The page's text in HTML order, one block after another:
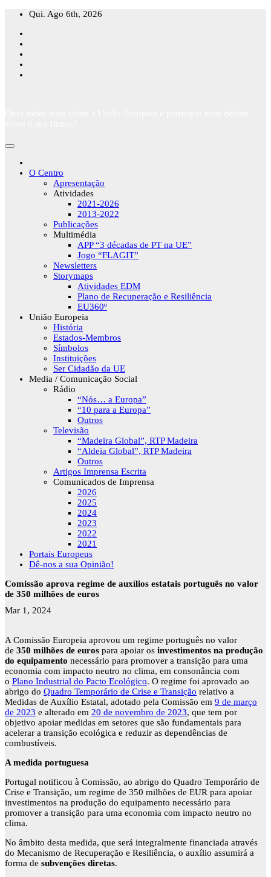
Skip
content
Qui. Ago 6th, 2026
O Centro
Apresentação
Atividades
2021-2026
2013-2022
Publicações
Multimédia
APP “3 décadas de PT na UE”
Jogo “FLAGIT”
Newsletters
Storymaps
Atividades EDM
Plano de Recuperação e Resiliência
EU360º
União Europeia
História
Estados-Membros
Símbolos
Instituições
Ser Cidadão da UE
Media / Comunicação Social
Rádio
“Nós… a Europa”
“10 para a Europa”
Outros
Televisão
“Madeira Global”, RTP Madeira
“Aldeia Global”, RTP Madeira
Outros
Artigos Imprensa Escrita
Comunicados de Imprensa
2026
2025
2024
2023
2022
2021
Portais Europeus
Dê-nos a sua Opinião!
Comissão aprova regime de auxílios estatais português no valor
de 350 milhões de euros
Mar 1, 2024
A Comissão Europeia aprovou um regime português no valor
de 350 milhões de euros para apoiar os investimentos na produção
do equipamento necessário para promover a transição para uma
economia com impacto neutro no clima, em consonância com
o Plano Industrial do Pacto Ecológico. O regime foi aprovado ao
abrigo do Quadro Temporário de Crise e Transição relativo a
Medidas de Auxílio Estatal, adotado pela Comissão em 9 de março
de 2023 e alterado em 20 de novembro de 2023, que tem por
objetivo apoiar medidas em setores que são fundamentais para
acelerar a transição ecológica e reduzir as dependências de
combustíveis.
A medida portuguesa
Portugal notificou à Comissão, ao abrigo do Quadro Temporário de
Crise e Transição, um regime de 350 milhões de EUR para apoiar
investimentos na produção do equipamento necessário para
promover a transição para uma economia com impacto neutro no
clima.
No âmbito desta medida, que será integralmente financiada através
do Mecanismo de Recuperação e Resiliência, o auxílio assumirá a
forma de subvenções diretas.